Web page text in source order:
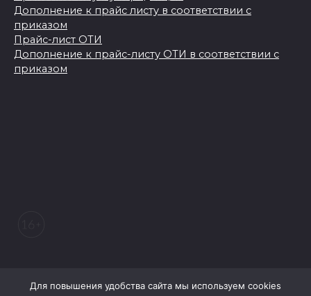
Дополнение к прайс листу в соответствии с
приказом
Прайс-лист ОТИ
Дополнение к прайс-листу ОТИ в соответствии с
приказом
Для повышения удобства сайта мы используем cookies